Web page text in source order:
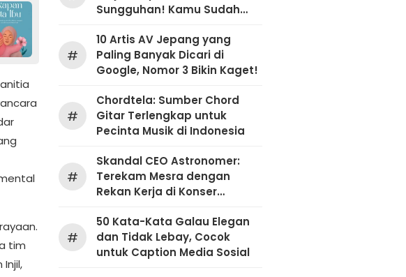
tim
Sungguhan! Kamu Sudah
#
10 Artis AV Jepang yang
Paling Banyak Dicari di
Google, Nomor 3 Bikin Kaget!
#
Chordtela: Sumber Chord
Gitar Terlengkap untuk
Pecinta Musik di Indonesia
#
Skandal CEO Astronomer:
Terekam Mesra dengan
Rekan Kerja di Konser
#
50 Kata-Kata Galau Elegan
dan Tidak Lebay, Cocok
untuk Caption Media Sosial